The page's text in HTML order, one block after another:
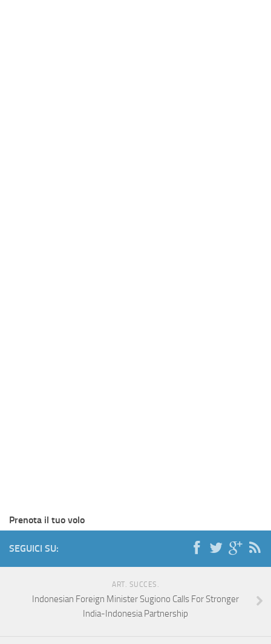
Prenota il tuo volo
SEGUICI SU:
ART. SUCCES.
Indonesian Foreign Minister Sugiono Calls For Stronger
India-Indonesia Partnership